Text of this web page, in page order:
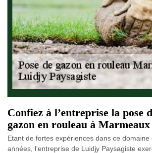
Confiez à l’entreprise la pose
gazon en rouleau à Marmeaux
Etant de fortes expériences dans ce domaine
années, l’entreprise de Luidjy Paysagiste